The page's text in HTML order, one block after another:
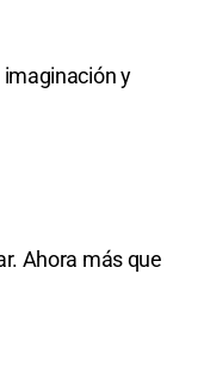
y
Ahora más que